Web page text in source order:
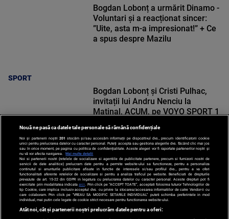
SPORT
Bogdan Lobonț a urmărit Dinamo -
Voluntari și a reacționat sincer:
”Uite, asta m-a impresionat!” + Ce
a spus despre Mazilu
SPORT
Bogdan Lobonț și Cristi Pulhac,
invitații lui Andru Nenciu la
Matinal, ACUM, pe VOYO SPORT 1
Nouă ne pasă ca datele tale personale să rămână confidențiale
Noi și partenerii noștri 201 stocăm și/sau accesăm informații pe dispozitivul dvs., precum identificatorii cookie
unici pentru prelucrarea datelor cu caracter personal. Puteți accepta sau gestiona alegerile dvs. făcând clic mai jos
sau în orice moment, pe pagina cu politica de confidențialitate. Aceste alegeri vor fi raportate partenerilor noștri și
nu vă vor afecta navigarea.
Mai multe detalii
Noi si partenerii nostri (retelele de socializare si agentiile de publicitate partenere, precum si furnizorii nostri de
servicii de date analitice) prelucram date pentru a permite website-ului sa functioneze, pentru a personaliza
continutul si anunturile publicitare afisate in functie de interesele si/sau profilul dvs., pentru a va oferi
functionalitati aferente retelelor de socializare si pentru a analiza traficul pe website. Beneficiati de drepturile
prevazute de art. 15-22 din GDPR in legatura cu prelucrarea datelor cu caracter personal. Aceste drepturi pot fi
exercitate prin modalitatea indicataaici . Prin click pe “ACCEPT TOATE”, acceptati folosirea tuturor Tehnologiilor de
tip Cookie, care implica inclusiv acceptul dvs. cu privire la stocarea/accesarea informatiilor de catre Vendor-ii cu
care colaboram. Prin click pe “VREAU SA MODIFIC SETARILE INDIVIDUAL” puteti schimba preferintele in mod
individual, mai putin cele legate de cookie strict necesare pentru functionarea website-ului.
Atât noi, cât și partenerii noștri prelucrăm datele pentru a oferi: